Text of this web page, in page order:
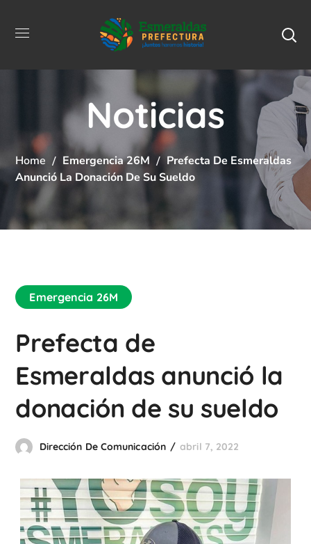
Noticias
Home Emergencia 26M
Prefecta De Esmeraldas
Anunció La Donación De Su Sueldo
Emergencia 26M
Prefecta de
Esmeraldas anunció la
donación de su sueldo
Dirección De Comunicación abril 7, 2022